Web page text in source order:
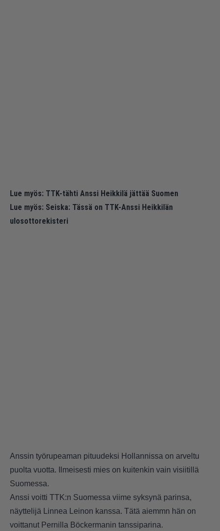
Lue myös: TTK-tähti Anssi Heikkilä jättää Suomen
Lue myös: Seiska: Tässä on TTK-Anssi Heikkilän
ulosottorekisteri
Anssin työrupeaman pituudeksi Hollannissa on arveltu
puolta vuotta. Ilmeisesti mies on kuitenkin vain visiitillä
Suomessa.
Anssi voitti TTK:n Suomessa viime syksynä parinsa,
näyttelijä Linnea Leinon kanssa. Tätä aiemmn hän on
voittanut Pernilla Böckermanin tanssiparina.